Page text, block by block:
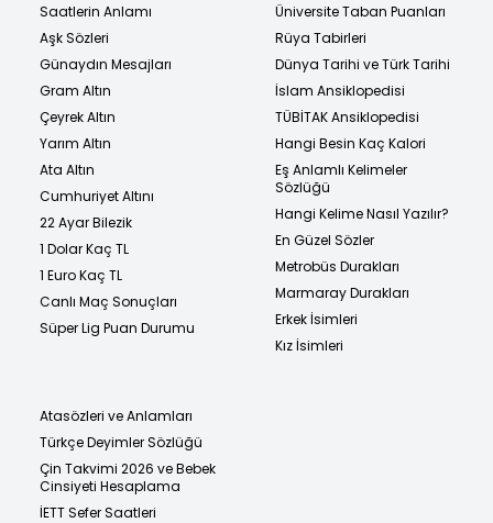
Saatlerin Anlamı
Aşk Sözleri
Günaydın Mesajları
Gram Altın
Çeyrek Altın
Yarım Altın
Ata Altın
Cumhuriyet Altını
22 Ayar Bilezik
1 Dolar Kaç TL
1 Euro Kaç TL
Canlı Maç Sonuçları
Süper Lig Puan Durumu
Üniversite Taban Puanları
Rüya Tabirleri
Dünya Tarihi ve Türk Tarihi
İslam Ansiklopedisi
TÜBİTAK Ansiklopedisi
Hangi Besin Kaç Kalori
Eş Anlamlı Kelimeler
Sözlüğü
Hangi Kelime Nasıl Yazılır?
En Güzel Sözler
Metrobüs Durakları
Marmaray Durakları
Erkek İsimleri
Kız İsimleri
Atasözleri ve Anlamları
Türkçe Deyimler Sözlüğü
Çin Takvimi 2026 ve Bebek
Cinsiyeti Hesaplama
İETT Sefer Saatleri